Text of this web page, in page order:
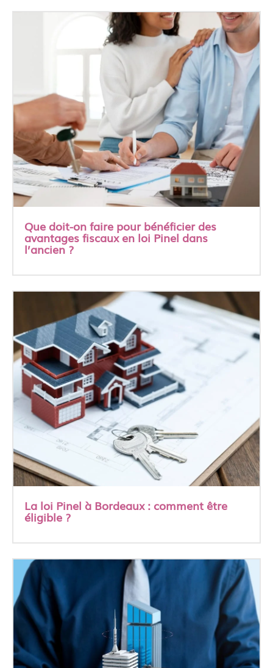
Que doit-on faire pour bénéficier des
avantages fiscaux en loi Pinel dans
l’ancien ?
La loi Pinel à Bordeaux : comment être
éligible ?